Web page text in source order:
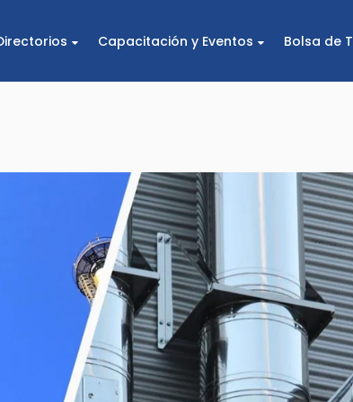
Industrias de Ventilación, Aire Acondicionado y
Capacitación y Eventos Bolsa de